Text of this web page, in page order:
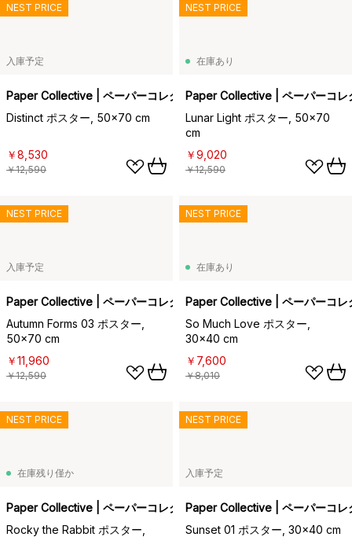
入庫予定
Paper Collective | ペーパーコレクティブ
Distinct ポスター, 50x70 cm
￥8,530
￥12,590
NEST PRICE
在庫あり
Paper Collective | ペーパーコレ
Lunar Light ポスター, 50x70
cm
￥9,020
￥12,590
NEST PRICE
入庫予定
Paper Collective | ペーパーコレクティブ
Autumn Forms 03 ポスター,
50x70 cm
￥11,960
￥12,590
NEST PRICE
在庫あり
Paper Collective | ペーパーコレ
So Much Love ポスター,
30x40 cm
￥7,600
￥8,010
NEST PRICE
在庫残り僅か
Paper Collective | ペーパーコレクティブ
Rocky the Rabbit ポスター,
NEST PRICE
入庫予定
Paper Collective | ペーパーコレ
Sunset 01 ポスター, 30x40 cm
NEST PRICE